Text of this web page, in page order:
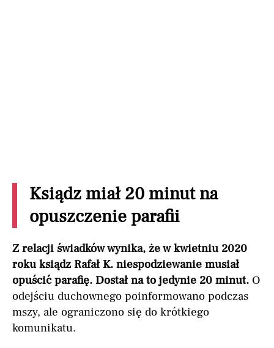
Ksiądz miał 20 minut na
opuszczenie parafii
Z relacji świadków wynika, że w kwietniu 2020
roku ksiądz Rafał K. niespodziewanie musiał
opuścić parafię. Dostał na to jedynie 20 minut. O
odejściu duchownego poinformowano podczas
mszy, ale ograniczono się do krótkiego
komunikatu.